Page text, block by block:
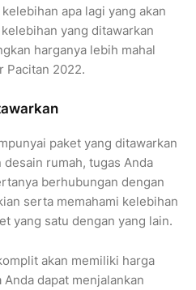
apa lagi yang akan
yang ditawarkan
harganya lebih mahal
Pacitan 2022.
paket yang ditawarkan
rumah, tugas Anda
berhubungan dengan
serta memahami kelebihan
yang satu dengan yang lain.
akan memiliki harga
dapat menjalankan